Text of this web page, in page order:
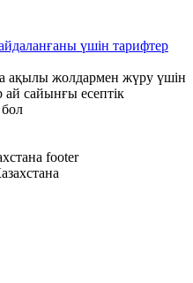
үшін тарифтер
ақылы жолдармен жүру үшін
ай сайынғы есептік